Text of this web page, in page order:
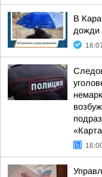
В
дожди